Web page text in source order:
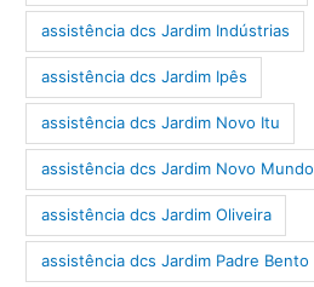
assistência dcs Jardim Indústrias
assistência dcs Jardim Ipês
assistência dcs Jardim Novo Itu
assistência dcs Jardim Novo Mundo
assistência dcs Jardim Oliveira
assistência dcs Jardim Padre Bento